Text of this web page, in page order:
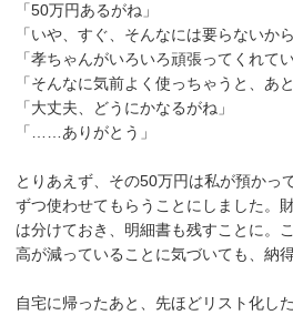
「50万円あるがね」
「いや、すぐ、そんなには要らないから
「孝ちゃんがいろいろ頑張ってくれて
「そんなに気前よく使っちゃうと、あ
「大丈夫、どうにかなるがね」
「……ありがとう」
とりあえず、その50万円は私が預かっ
ずつ使わせてもらうことにしました。
は分けておき、明細書も残すことに。
高が減っていることに気づいても、納
自宅に帰ったあと、先ほどリスト化し